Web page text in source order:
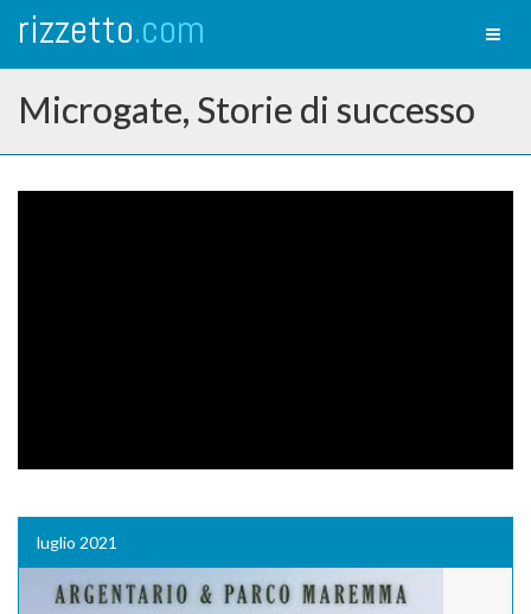
rizzetto.com
Microgate, Storie di successo
luglio 2021